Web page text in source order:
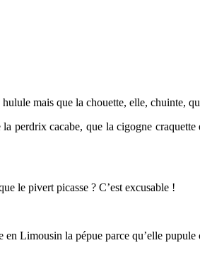
mais que la chouette, elle, chuinte,
perdrix cacabe, que la cigogne
le pivert picasse ? C’est excusable !
Limousin la pépue parce qu’elle